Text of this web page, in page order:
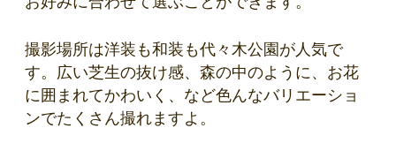
撮影場所は洋装も和装も代々木公園が人気で
す。広い芝生の抜け感、森の中のように、お花
に囲まれてかわいく、など色んなバリエーショ
ンでたくさん撮れますよ。